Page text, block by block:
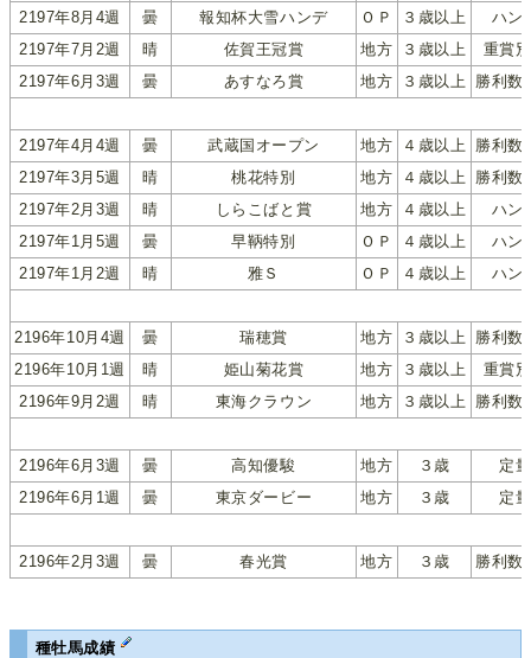
2197年8月4週
曇 報知杯大雪ハンデ ＯＰ ３歳以上
ハン
2197年7月2週
晴 佐賀王冠賞 地方 ３歳以上
重賞
2197年6月3週
曇 あすなろ賞 地方 ３歳以上 勝利数
2197年4月4週 曇 武蔵国オープン 地方 ４歳以上 勝利数
2197年3月5週
晴 桃花特別 地方 ４歳以上 勝利数
2197年2月3週
晴 しらこばと賞 地方 ４歳以上
ハン
2197年1月5週
曇 早鞆特別 ＯＰ ４歳以上
ハン
2197年1月2週
晴 雅Ｓ ＯＰ ４歳以上 ハン
2196年10月4週 曇 瑞穂賞 地方 ３歳以上 勝利数
2196年10月1週
晴 姫山菊花賞 地方 ３歳以上
重賞
2196年9月2週
晴 東海クラウン 地方 ３歳以上 勝利数
2196年6月3週 曇 高知優駿 地方 ３歳
定量
2196年6月1週
曇 東京ダービー 地方 ３歳 定量
2196年2月3週 曇 春光賞 地方 ３歳 勝利数
種牡馬成績